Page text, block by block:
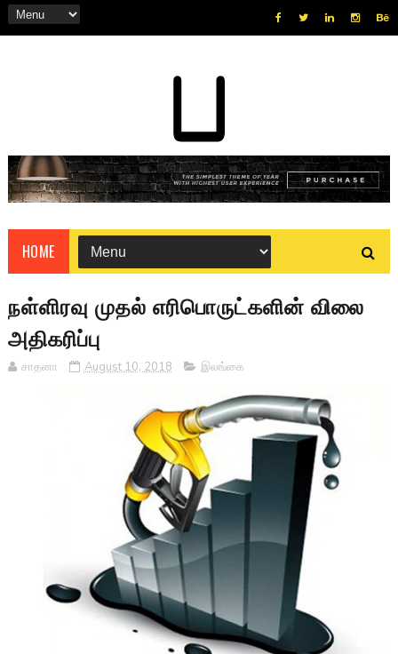
HOME
நள்ளிரவு முதல் எரிபொருட்களின் விலை
அதிகரிப்பு
சாதனா August 10, 2018 இலங்கை